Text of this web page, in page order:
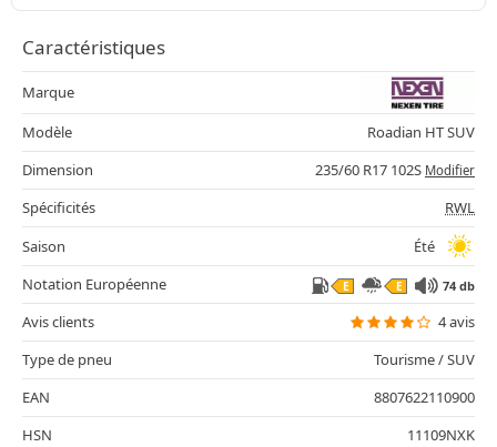
Caractéristiques
Marque
Modèle
Roadian HT SUV
Dimension
235/60 R17 102S Modifier
Spécificités
RWL
Saison
Été
Notation Européenne
E E 74 db
Avis clients
4 avis
Type de pneu
Tourisme / SUV
EAN
8807622110900
HSN
11109NXK